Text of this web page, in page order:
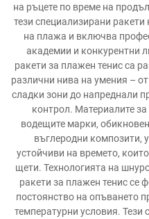
на ръцете по време на
тези специализирани
на плажа и включва
академии и конкурентни
ракети за плажен тенис са
различни нива на умения –
сладки зони до напреднали
контрол. Материалите
водещите марки,
въглеродни композити,
устойчиви на времето,
щети. Технологията на
ракети за плажен тенис се
постоянство на опъването
температурни условия. Тези